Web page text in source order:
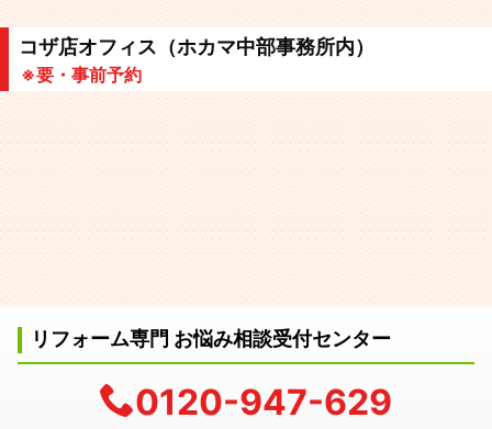
コザ店オフィス（ホカマ中部事務所内）
※要・事前予約
リフォーム専門 お悩み相談受付センター
0120-947-629